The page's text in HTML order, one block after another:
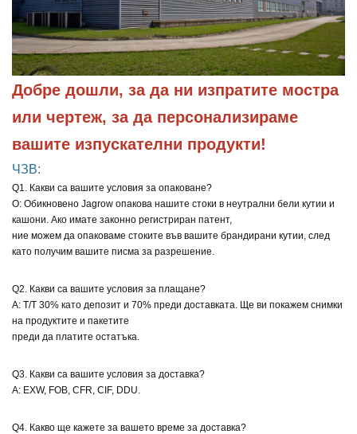
Добре дошли, за да ни изпратите мостра
или чертеж, за да персонализираме
вашите изпускателни продукти!
ЧЗВ:
Q1. Какви са вашите условия за опаковане?
О: Обикновено Jagrow опакова нашите стоки в неутрални бели кутии и
кашони. Ако имате законно регистриран патент,
ние можем да опаковаме стоките във вашите брандирани кутии, след
като получим вашите писма за разрешение.
Q2. Какви са вашите условия за плащане?
A: T/T 30% като депозит и 70% преди доставката. Ще ви покажем снимки
на продуктите и пакетите
преди да платите остатъка.
Q3. Какви са вашите условия за доставка?
A: EXW, FOB, CFR, CIF, DDU.
Q4. Какво ще кажете за вашето време за доставка?